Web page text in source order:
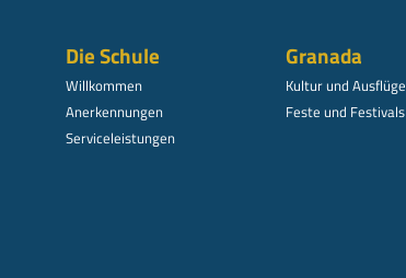
Die Schule
Willkommen
Anerkennungen
Serviceleistungen
Granada
Kultur und Ausflüge
Feste und Festivals